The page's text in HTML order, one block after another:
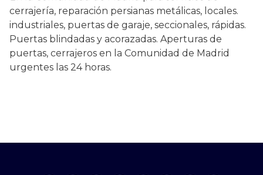
cerrajería, reparación persianas metálicas, locales.
industriales, puertas de garaje, seccionales, rápidas.
Puertas blindadas y acorazadas. Aperturas de
puertas, cerrajeros en la Comunidad de Madrid
urgentes las 24 horas.